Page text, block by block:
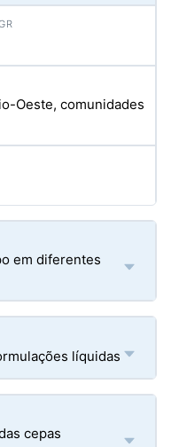
Oeste, comunidades
em diferentes
líquidas
cepas